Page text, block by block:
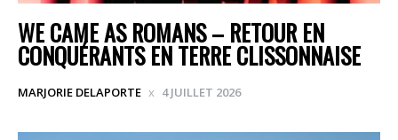
WE CAME AS ROMANS – RETOUR EN
CONQUÉRANTS EN TERRE CLISSONNAISE
MARJORIE DELAPORTE 4 JUILLET 2026